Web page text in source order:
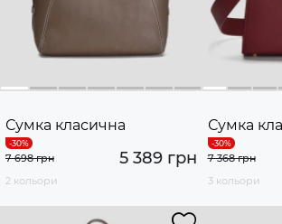
Сумка класична
5 389 грн
7 698 грн
2 кольори
Сумка
7 368 грн
3 кольори